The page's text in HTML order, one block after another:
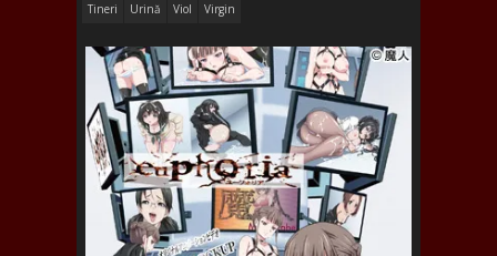
Tineri
Urină Viol Virgin